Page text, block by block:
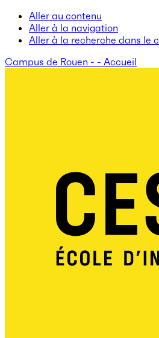
Aller au contenu
Aller à la navigation
Aller à la recherche dans le
Campus de Rouen - - Accueil